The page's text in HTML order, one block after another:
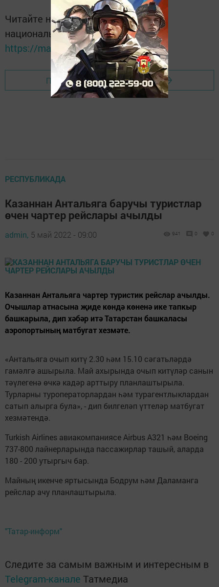
Читайте новости Татарстана в
национальном мессенджере MАХ:
https://max.ru/tatmedia
Перейти на страницу новости
РЕСПУБЛИКАДА
Казаннан Антальяга баручы туристлар
өчен чартер рейслары ачылды
admin, 5 май 2022 - 09:00 941 0 0
Казаннан Антальяга чартер туристик рейслар ачылды.
Очышлар атнасына җиде көндә көненә ике тапкыр
башкарыла, дип хәбәр итә Татарстан башкаласы
аэропортының матбугат хезмәте.
«Антальяга очып китү 2.30 һәм 15.10 сәгатьләрдә
гамәлгә ашырыла. Май ахырында очып китүләр санын
тәүлегенә өчкә кадәр арттыру планлаштырыла.
Турларны туроператорлардан һәм турагентлыклардан
сатып алырга була», - дип билгеләп үттеләр матбугат
хезмәтендә.
Turkish Airlines авиакомпаниясе Airbus A321 һәм Boeing
737-800 лайнерларында пассажирлар ташый, аларда
180 - 200 утыргыч бар.
Майның икенче яртысында Бодрум һәм Даламанга
рейслар ачу планлаштырыла.
"Татар-информ"
Следите за самым важным и интересным в
Telegram-канале Татмедиа